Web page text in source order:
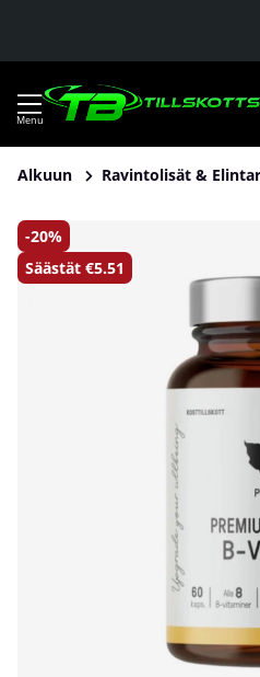
Alkuun Ravintolisät &
20
Säästät €5.51
Tuotekuvat Pureness